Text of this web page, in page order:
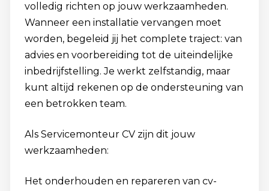
volledig richten op jouw werkzaamheden.
Wanneer een installatie vervangen moet
worden, begeleid jij het complete traject: van
advies en voorbereiding tot de uiteindelijke
inbedrijfstelling. Je werkt zelfstandig, maar
kunt altijd rekenen op de ondersteuning van
een betrokken team.
Als Servicemonteur CV zijn dit jouw
werkzaamheden:
Het onderhouden en repareren van cv-